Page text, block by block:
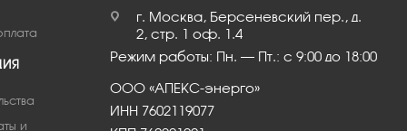
и
г. Москва, Берсеневский пер., д.
2, стр. 1 оф. 1.4
Режим работы: Пн. – Пт.: с 9:00 до 18:00
ООО «АПЕКС-энерго»
ИНН 7602119077